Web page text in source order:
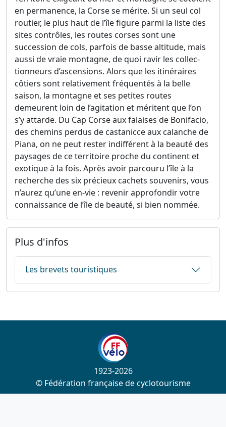
en permanence, la Corse se mérite. Si un seul col
routier, le plus haut de l’île figure parmi la liste des
sites contrôles, les routes corses sont une
succession de cols, parfois de basse altitude, mais
aussi de vraie montagne, de quoi ravir les collec-
tionneurs d’ascensions. Alors que les itinéraires
côtiers sont relativement fréquentés à la belle
saison, la montagne et ses petites routes
demeurent loin de l’agitation et méritent que l’on
s’y attarde. Du Cap Corse aux falaises de Bonifacio,
des chemins perdus de castanicce aux calanche de
Piana, on ne peut rester indifférent à la beauté des
paysages de ce territoire proche du continent et
exotique à la fois. Après avoir parcouru l’île à la
recherche des six précieux cachets souvenirs, vous
n’aurez qu’une en-vie : revenir approfondir votre
connaissance de l’île de beauté, si bien nommée.
Plus d'infos
Les brevets touristiques
1923-2026
© Fédération française de cyclotourisme